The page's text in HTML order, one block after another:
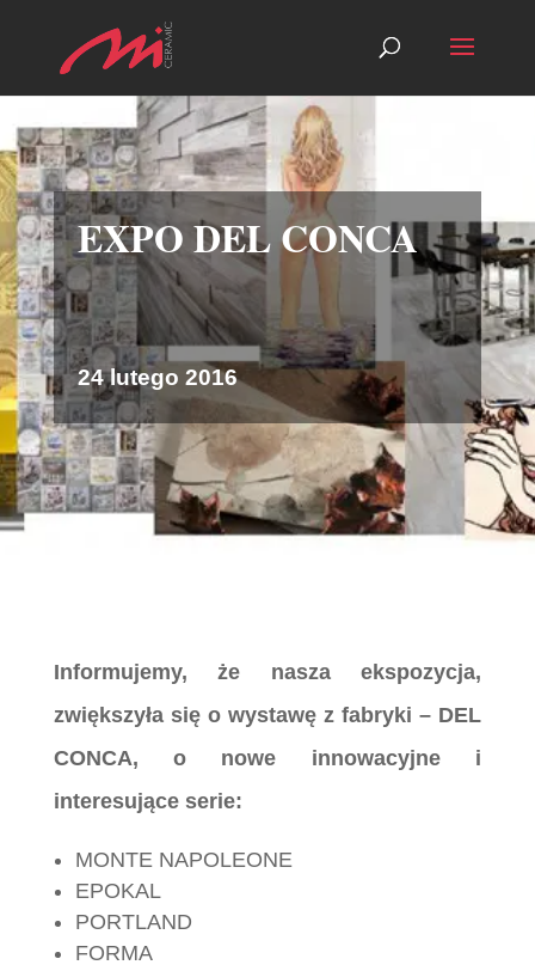
EXPO DEL CONCA
24 lutego 2016
Informujemy, że nasza ekspozycja,
zwiększyła się o wystawę z fabryki – DEL
CONCA, o nowe innowacyjne i
interesujące serie:
MONTE NAPOLEONE
EPOKAL
PORTLAND
FORMA